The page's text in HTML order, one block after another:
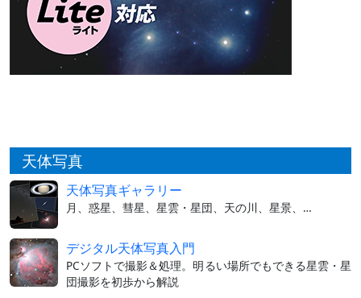
天体写真
天体写真ギャラリー
月、惑星、彗星、星雲・星団、天の川、星景、…
デジタル天体写真入門
PCソフトで撮影＆処理。明るい場所でもできる星雲・星
団撮影を初歩から解説